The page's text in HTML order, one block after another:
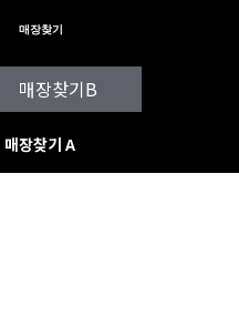
매장찾기
매장찾기B
매장찾기 A